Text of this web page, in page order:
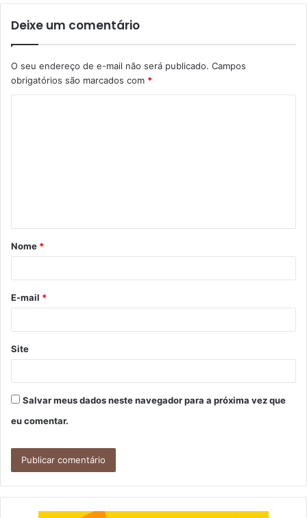
Deixe um comentário
O seu endereço de e-mail não será publicado. Campos
obrigatórios são marcados com *
á
r
*
Nome *
E-mail *
Site
Salvar meus dados neste navegador para a próxima vez que
eu comentar.